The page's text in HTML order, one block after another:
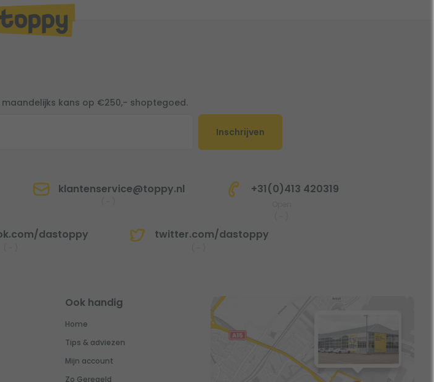
maandelijks kans op €250,- shoptegoed.
Inschrijven
klantenservice@toppy.nl +31(0)413 420319
dastoppy twitter.com/dastoppy
Ook handig
Home
Tips & adviezen
Mijn account
Zo Geregeld